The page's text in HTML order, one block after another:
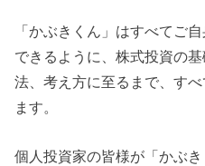
「かぶきくん」はすべてご
できるように、株式投資の
法、考え方に至るまで、す
ます。
個人投資家の皆様が「かぶ